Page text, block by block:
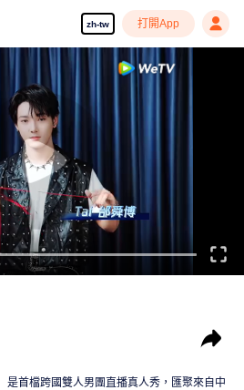
zh-tw 打開App
是首檔跨國雙人男團直播真人秀，匯聚來自中